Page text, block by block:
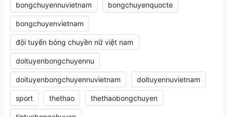
bongchuyennuvietnam bongchuyenquocte
bongchuyenvietnam
đội tuyển bóng chuyền nữ việt nam
doituyenbongchuyennu
doituyenbongchuyennuvietnam doituyennuvietnam
sport thethao thethaobongchuyen